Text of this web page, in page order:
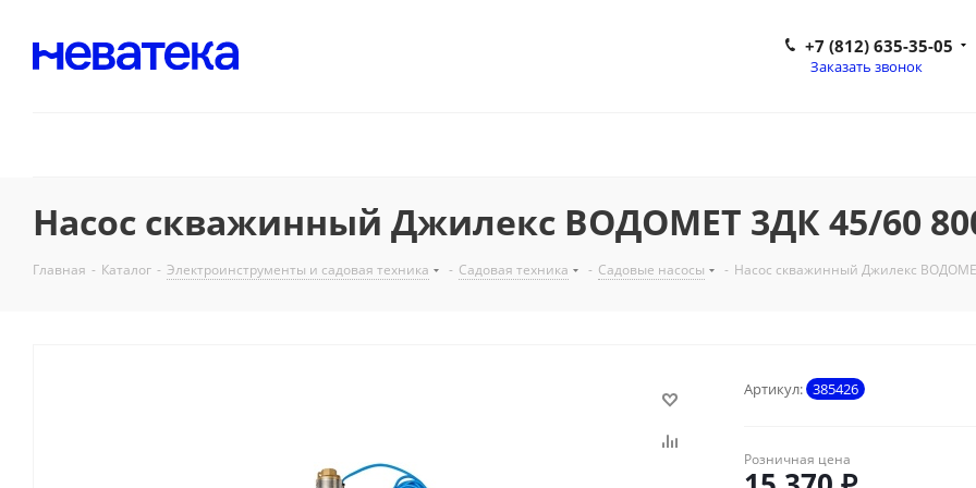
+7 (812) 635-35-05
Заказать звонок
Насос скважинный Джилекс ВОДОМЕТ 3ДК 45/60
Главная - Каталог - Электроинструменты и садовая техника - Садовая техника - Садовые насосы - Насос скважинный Джилекс
Артикул: 385426
Розничная цена